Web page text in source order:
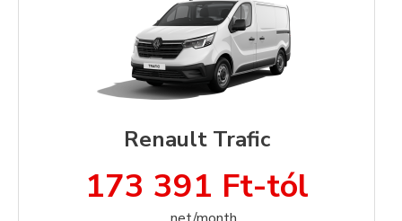
Renault Trafic
173 391 Ft-tól